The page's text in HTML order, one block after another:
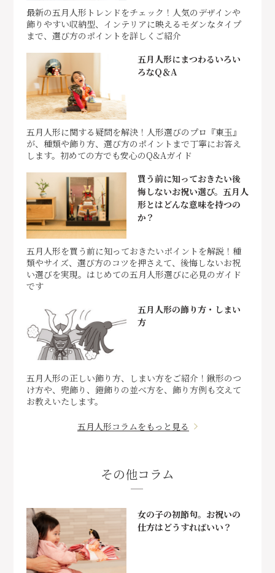
最新の五月人形トレンドをチェック！人気のデザインや
飾りやすい収納型、インテリアに映えるモダンなタイプ
まで、選び方のポイントを詳しくご紹介
五月人形にまつわるいろい
ろなQ＆A
五月人形に関する疑問を解決！人形選びのプロ『東玉』
が、種類や飾り方、選び方のポイントまで丁寧にお答え
します。初めての方でも安心のQ&Aガイド
買う前に知っておきたい後
悔しないお祝い選び。五月人
形とはどんな意味を持つの
か？
五月人形を買う前に知っておきたいポイントを解説！種
類やサイズ、選び方のコツを押さえて、後悔しないお祝
い選びを実現。はじめての五月人形選びに必見のガイド
です
五月人形の飾り方・しまい
方
五月人形の正しい飾り方、しまい方をご紹介！鍬形のつ
け方や、兜飾り、鎧飾りの並べ方を、飾り方例も交えて
お教えいたします。
五月人形コラムをもっと見る
その他コラム
女の子の初節句。お祝いの
仕方はどうすればいい？